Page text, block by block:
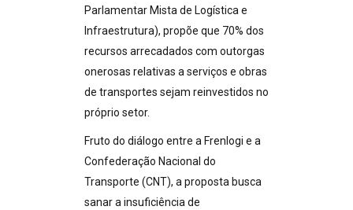
Parlamentar Mista de Logística e
Infraestrutura), propõe que 70% dos
recursos arrecadados com outorgas
onerosas relativas a serviços e obras
de transportes sejam reinvestidos no
próprio setor.
Fruto do diálogo entre a Frenlogi e a
Confederação Nacional do
Transporte (CNT), a proposta busca
sanar a insuficiência de